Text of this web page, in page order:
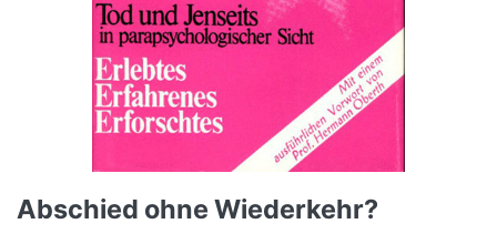
Abschied ohne Wiederkehr?